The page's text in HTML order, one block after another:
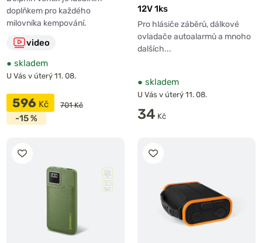
doplňkem pro každého
milovníka kempování.
video
● skladem
U Vás v úterý 11. 08.
596 Kč 701 Kč
-15 %
12V 1ks
Pro hlásiče záběrů, dálkové
ovladače autoalarmů a mnoho
dalších...
● skladem
U Vás v úterý 11. 08.
34 Kč